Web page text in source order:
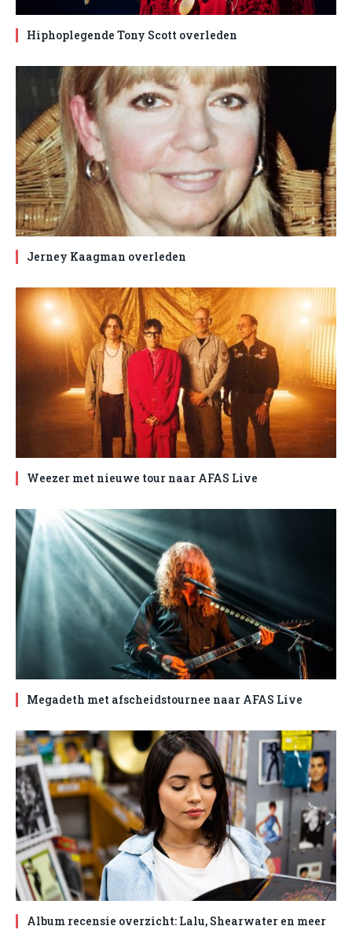
Hiphoplegende Tony Scott overleden
Jerney Kaagman overleden
Weezer met nieuwe tour naar AFAS Live
Megadeth met afscheidstournee naar AFAS Live
Album recensie overzicht: Lalu, Shearwater en meer